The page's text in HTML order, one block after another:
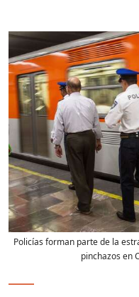
Policías forman parte de la
pinchazos en